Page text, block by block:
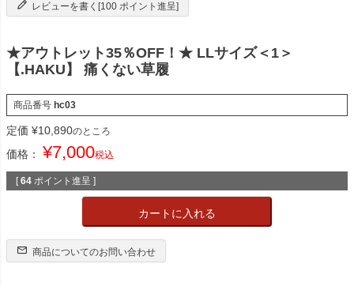
レビューを書く[100 ポイント進呈]
★アウトレット35％OFF！★ LLサイズ＜1＞
【.HAKU】 痛くない草履
商品番号 hc03
定価 ¥10,890のところ
価格： ¥7,000税込
[ 64 ポイント進呈 ]
カートに入れる
商品についてのお問い合わせ